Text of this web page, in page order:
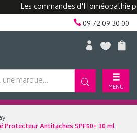
Les commandes d'Homéopathie
09 72 09 30 00
MENU
Protecteur Antitaches SPF50+ 30 ml